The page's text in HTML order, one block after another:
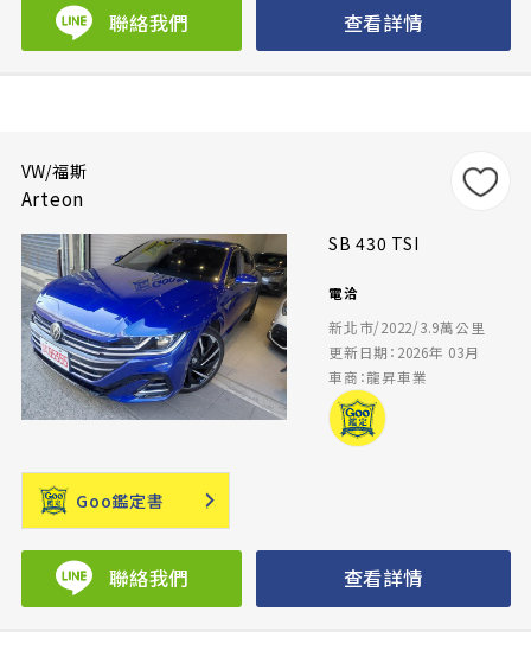
聯絡我們 查看詳情
VW/福斯
Arteon
SB 430 TSI
電洽
新北市/2022/3.9萬公里
更新日期：2026年 03月
車商：龍昇車業
Goo鑑定書
聯絡我們 查看詳情